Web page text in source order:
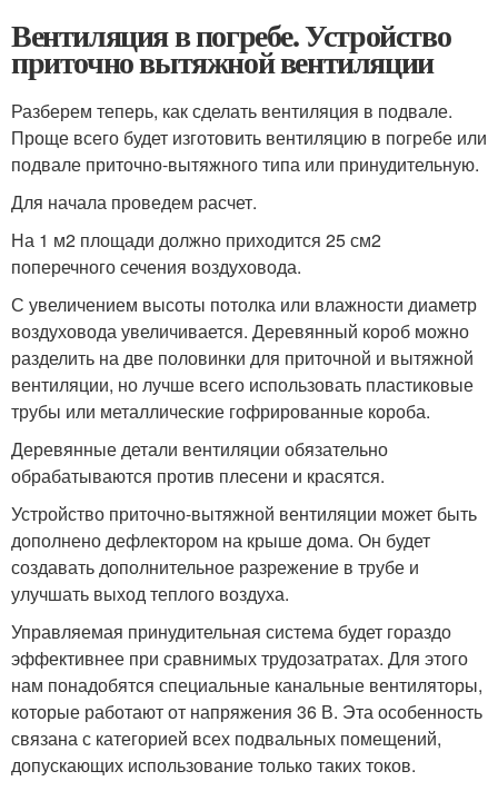
Вентиляция в погребе. Устройство
приточно вытяжной вентиляции
Разберем теперь, как сделать вентиляция в подвале.
Проще всего будет изготовить вентиляцию в погребе или
подвале приточно-вытяжного типа или принудительную.
Для начала проведем расчет.
На 1 м2 площади должно приходится 25 см2
поперечного сечения воздуховода.
С увеличением высоты потолка или влажности диаметр
воздуховода увеличивается. Деревянный короб можно
разделить на две половинки для приточной и вытяжной
вентиляции, но лучше всего использовать пластиковые
трубы или металлические гофрированные короба.
Деревянные детали вентиляции обязательно
обрабатываются против плесени и красятся.
Устройство приточно-вытяжной вентиляции может быть
дополнено дефлектором на крыше дома. Он будет
создавать дополнительное разрежение в трубе и
улучшать выход теплого воздуха.
Управляемая принудительная система будет гораздо
эффективнее при сравнимых трудозатратах. Для этого
нам понадобятся специальные канальные вентиляторы,
которые работают от напряжения 36 В. Эта особенность
связана с категорией всех подвальных помещений,
допускающих использование только таких токов.